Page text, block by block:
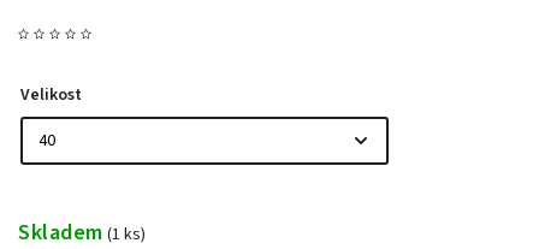
Velikost
Skladem (1 ks)